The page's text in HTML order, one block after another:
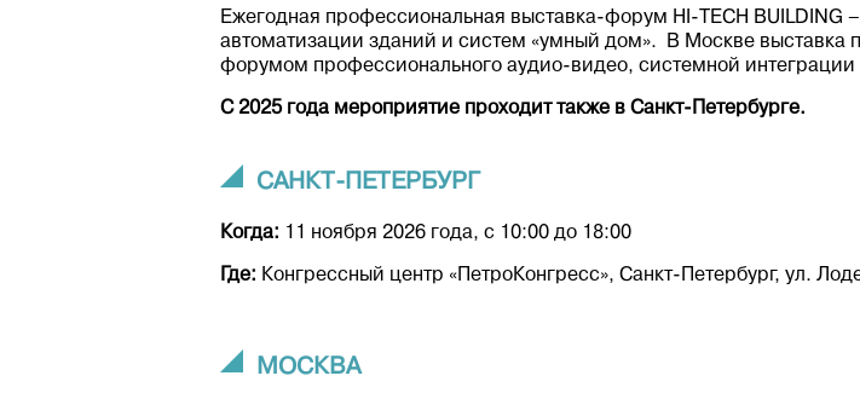
Ежегодная профессиональная выставка-форум HI-TECH BUILDING
автоматизации зданий и систем «умный дом». В Москве выставка
форумом профессионального аудио-видео, системной интеграции
C 2025 года мероприятие проходит также в Санкт-Петербурге.
САНКТ-ПЕТЕРБУРГ
Когда: 11 ноября 2026 года, с 10:00 до 18:00
Где: Конгрессный центр «ПетроКонгресс», Санкт-Петербург, ул.
МОСКВА